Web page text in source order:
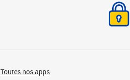
Toutes nos apps